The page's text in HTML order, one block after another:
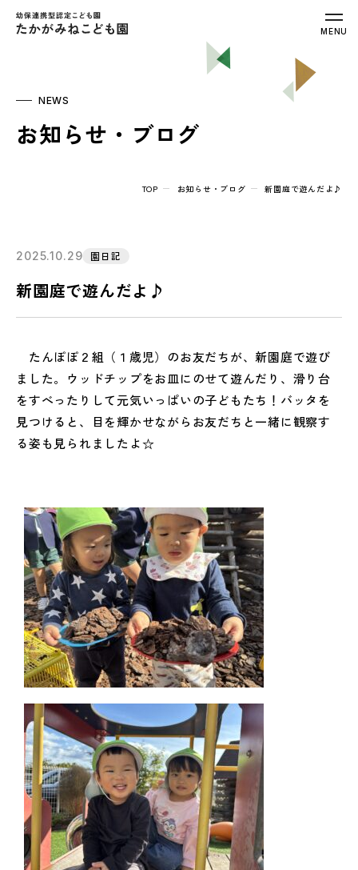
幼保連携型認定こども園 たかがみねこ
MENU
NEWS
お知らせ・ブログ
TOP お知らせ・ブログ 新園庭で遊んだよ♪
2025.10.29 園日記
新園庭で遊んだよ♪
たんぽぽ２組（１歳児）のお友だちが、新園庭で遊び
ました。ウッドチップをお皿にのせて遊んだり、滑り台
をすべったりして元気いっぱいの子どもたち！バッタを
見つけると、目を輝かせながらお友だちと一緒に観察す
る姿も見られましたよ☆